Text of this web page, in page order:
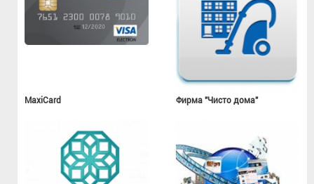
MaxiCard Фирма "Чисто дома"